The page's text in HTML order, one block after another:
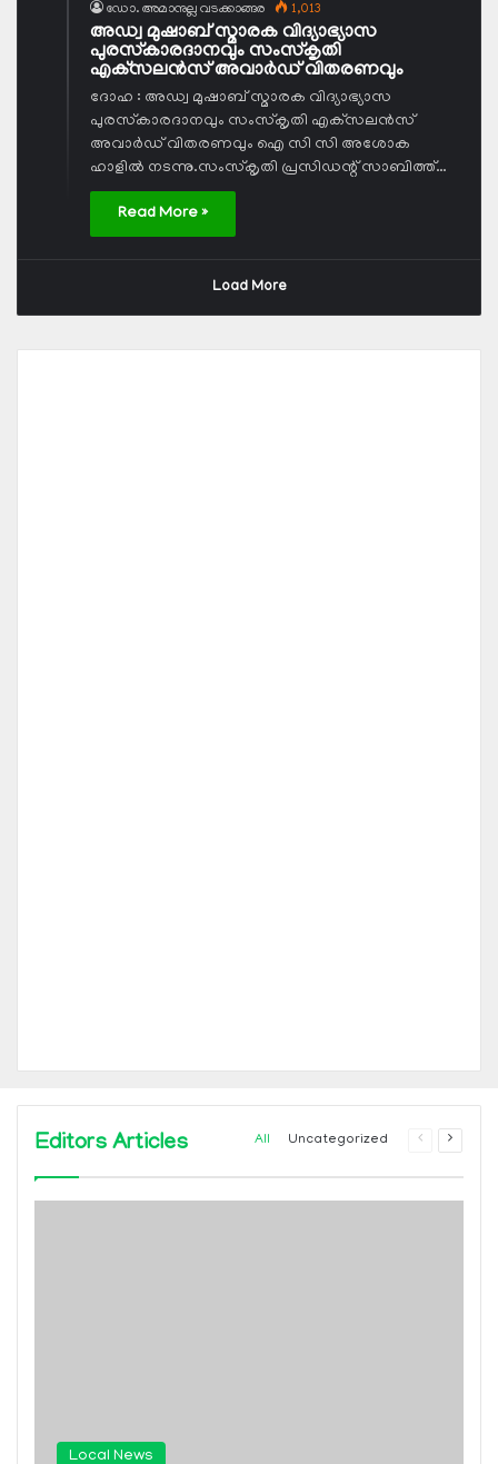
ഡോ. അമാനുല്ല വടക്കാങ്ങര 1,013
അഡ്വ മുഷാബ് സ്മാരക വിദ്യാഭ്യാസ
പുരസ്‌കാരദാനവും സംസ്‌കൃതി
എക്‌സലന്‍സ് അവാര്‍ഡ് വിതരണവും
ദോഹ : അഡ്വ മുഷാബ് സ്മാരക വിദ്യാഭ്യാസ
പുരസ്‌കാരദാനവും സംസ്‌കൃതി എക്‌സലന്‍സ്
അവാര്‍ഡ് വിതരണവും ഐ സി സി അശോക
ഹാളില്‍ നടന്നു.സംസ്‌കൃതി പ്രസിഡന്റ് സാബിത്ത്…
Read More »
Load More
Editors Articles All Uncategorized
Previous
Next
Local News